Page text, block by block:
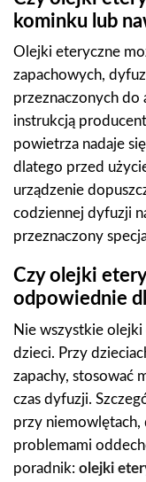
kominku lub
Olejki eteryczne
zapachowych,
przeznaczonych do
instrukcją
powietrza nadaje
dlatego przed
urządzenie
codziennej dyfuzji
przeznaczony
Czy olejki
odpowiednie
Nie wszystkie
dzieci. Przy
zapachy, stosować
czas dyfuzji.
przy niemowlętach,
problemami
poradnik: olejki